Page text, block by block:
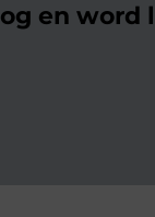
en word